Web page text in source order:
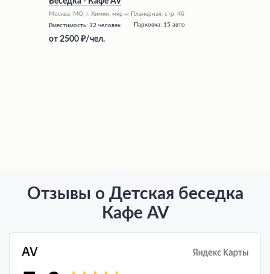
Москва, МО, г. Химки, мкр-н Планерная, стр. 4б
Вместимость: 12 человек Парковка: 15 авто
от 2500 /чел.
Отзывы о Детская беседка
Кафе AV